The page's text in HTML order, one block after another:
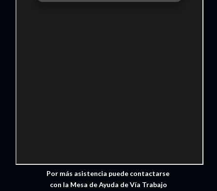
Por más asistencia puede contactarse
con la Mesa de Ayuda de Vía Trabajo